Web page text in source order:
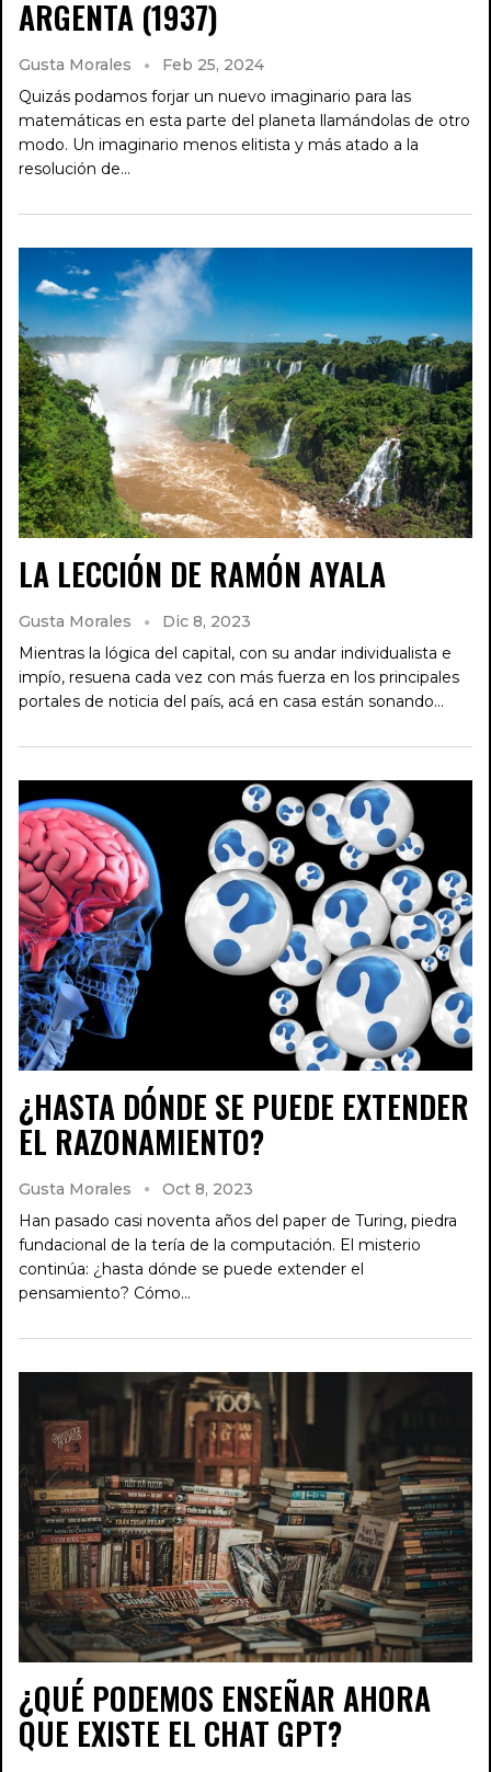
ARGENTA (1937)
Gusta Morales
Feb 25, 2024
Quizás podamos forjar un nuevo imaginario para las
matemáticas en esta parte del planeta llamándolas de otro
modo. Un imaginario menos elitista y más atado a la
resolución de…
LA LECCIÓN DE RAMÓN AYALA
Gusta Morales
Dic 8, 2023
Mientras la lógica del capital, con su andar individualista e
impío, resuena cada vez con más fuerza en los principales
portales de noticia del país, acá en casa están sonando…
¿HASTA DÓNDE SE PUEDE EXTENDER
EL RAZONAMIENTO?
Gusta Morales
Oct 8, 2023
Han pasado casi noventa años del paper de Turing, piedra
fundacional de la tería de la computación. El misterio
continúa: ¿hasta dónde se puede extender el
pensamiento? Cómo…
¿QUÉ PODEMOS ENSEÑAR AHORA
QUE EXISTE EL CHAT GPT?